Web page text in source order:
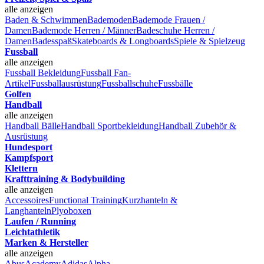
alle anzeigen
Baden & SchwimmenBademodenBademode Frauen /
DamenBademode Herren / MännerBadeschuhe Herren /
DamenBadesspaßSkateboards & LongboardsSpiele & Spielzeug
Fussball
alle anzeigen
Fussball BekleidungFussball Fan-
ArtikelFussballausrüstungFussballschuheFussbälle
Golfen
Handball
alle anzeigen
Handball BälleHandball SportbekleidungHandball Zubehör &
Ausrüstung
Hundesport
Kampfsport
Klettern
Krafttraining & Bodybuilding
alle anzeigen
AccessoiresFunctional TrainingKurzhanteln &
LanghantelnPlyoboxen
Laufen / Running
Leichtathletik
Marken & Hersteller
alle anzeigen